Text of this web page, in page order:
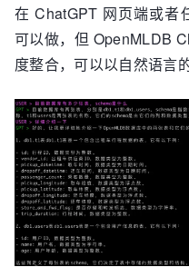
在 ChatGPT 网页端或者
可以做，但 OpenMLDB
度整合，可以以自然语言